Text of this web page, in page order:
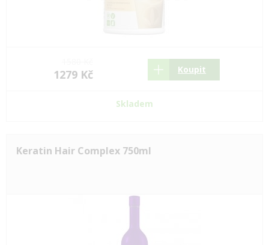
1279 Kč Koupit
Skladem
Keratin Hair Complex 750ml